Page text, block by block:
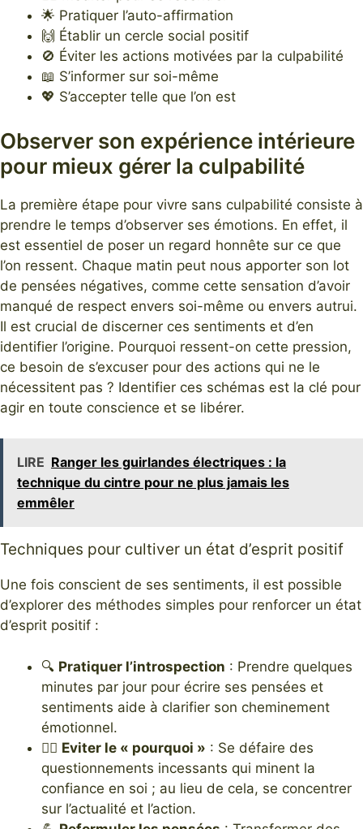
🌟 Pratiquer l’auto-affirmation
🙌 Établir un cercle social positif
🚫 Éviter les actions motivées par la culpabilité
📖 S’informer sur soi-même
💖 S’accepter telle que l’on est
Observer son expérience intérieure
pour mieux gérer la culpabilité
La première étape pour vivre sans culpabilité consiste à
prendre le temps d’observer ses émotions. En effet, il
est essentiel de poser un regard honnête sur ce que
l’on ressent. Chaque matin peut nous apporter son lot
de pensées négatives, comme cette sensation d’avoir
manqué de respect envers soi-même ou envers autrui.
Il est crucial de discerner ces sentiments et d’en
identifier l’origine. Pourquoi ressent-on cette pression,
ce besoin de s’excuser pour des actions qui ne le
nécessitent pas ? Identifier ces schémas est la clé pour
agir en toute conscience et se libérer.
LIRE Ranger les guirlandes électriques : la
technique du cintre pour ne plus jamais les
emmêler
Techniques pour cultiver un état d’esprit positif
Une fois conscient de ses sentiments, il est possible
d’explorer des méthodes simples pour renforcer un état
d’esprit positif :
🔍 Pratiquer l’introspection : Prendre quelques
minutes par jour pour écrire ses pensées et
sentiments aide à clarifier son cheminement
émotionnel.
🙅‍♂️ Eviter le « pourquoi » : Se défaire des
questionnements incessants qui minent la
confiance en soi ; au lieu de cela, se concentrer
sur l’actualité et l’action.